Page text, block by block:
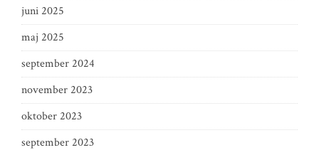
juni 2025
maj 2025
september 2024
november 2023
oktober 2023
september 2023